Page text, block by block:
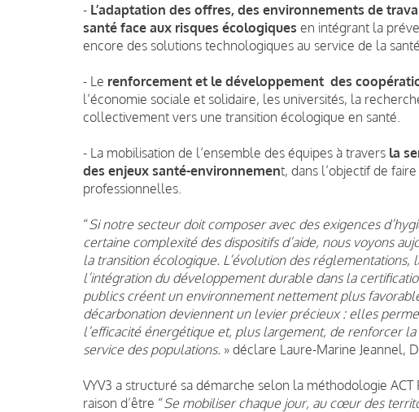
- L’adaptation des offres, des environnements de
santé face aux risques écologiques en intégrant la
encore des solutions technologiques au service de la santé.
- Le renforcement et le développement des
l’économie sociale et solidaire, les universités, la
collectivement vers une transition écologique en santé.
- La mobilisation de l’ensemble des équipes à travers la
des enjeux santé-environnement, dans l’objectif de
professionnelles.
“Si notre secteur doit composer avec des exigences
certaine complexité des dispositifs d’aide, nous voyons
la transition écologique. L’évolution des
l’intégration du développement durable dans la
publics créent un environnement nettement plus
décarbonation deviennent un levier précieux : elles
l’efficacité énergétique et, plus largement, de renforcer
service des populations. » déclare Laure-Marine Jeannel,
VYV3 a structuré sa démarche selon la méthodologie ACT
raison d’être “Se mobiliser chaque jour, au cœur des